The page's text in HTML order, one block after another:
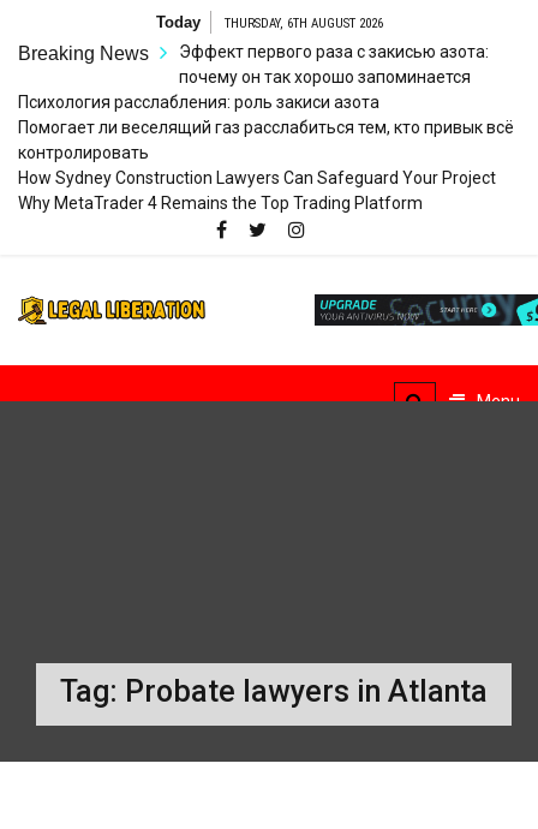
content
Today THURSDAY, 6TH AUGUST 2026
Breaking News
Эффект первого раза с закисью азота:
почему он так хорошо запоминается
Психология расслабления: роль закиси азота
Помогает ли веселящий газ расслабиться тем, кто привык всё
контролировать
How Sydney Construction Lawyers Can Safeguard Your Project
Why MetaTrader 4 Remains the Top Trading Platform
Liberation
Menu
Tag: Probate lawyers in Atlanta